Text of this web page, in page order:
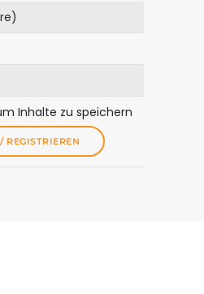
Inhalte zu speichern
REGISTRIEREN